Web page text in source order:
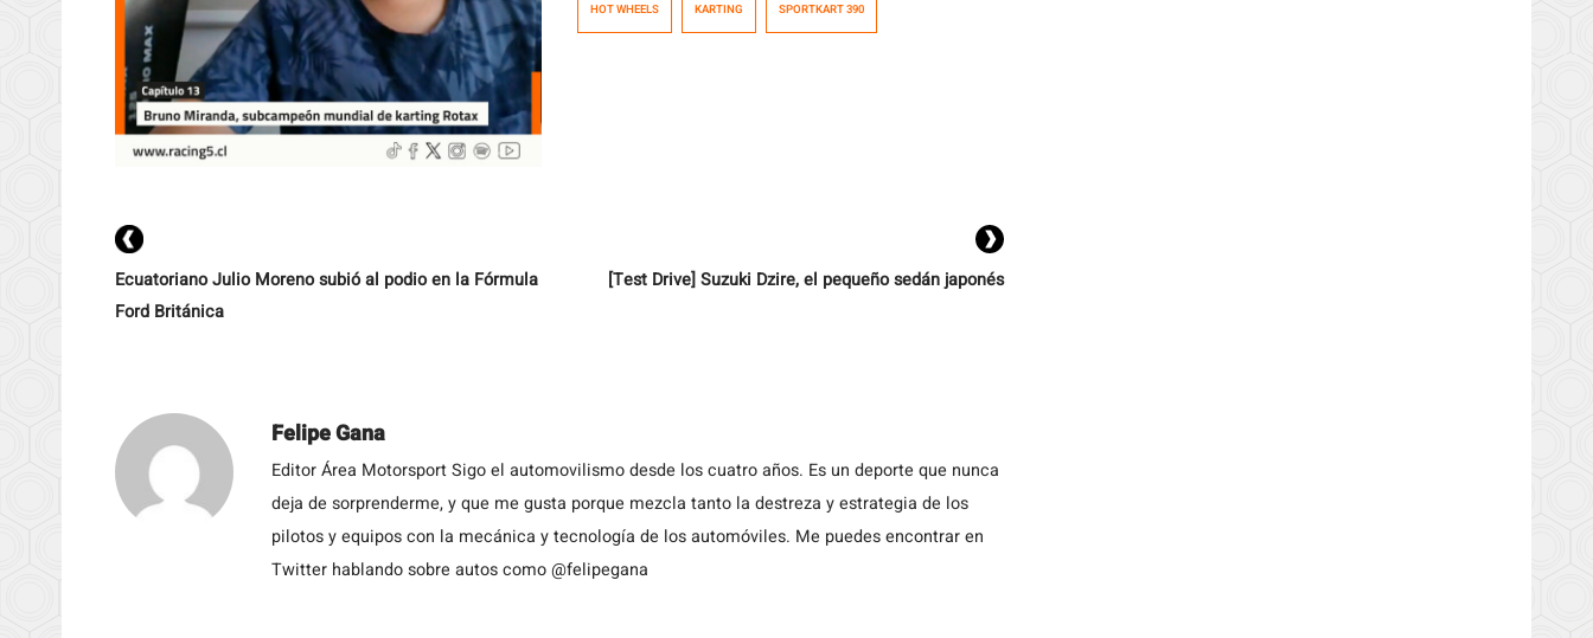
este capítulo especial no solo estuvo Bruno sino […]
HOT WHEELS KARTING SPORTKART 390
Ecuatoriano Julio Moreno subió al podio en la Fórmula
Ford Británica
[Test Drive] Suzuki Dzire, el pequeño sedán japonés
Felipe Gana
Editor Área Motorsport Sigo el automovilismo desde los cuatro años. Es un deporte que nunca
deja de sorprenderme, y que me gusta porque mezcla tanto la destreza y estrategia de los
pilotos y equipos con la mecánica y tecnología de los automóviles. Me puedes encontrar en
Twitter hablando sobre autos como @felipegana